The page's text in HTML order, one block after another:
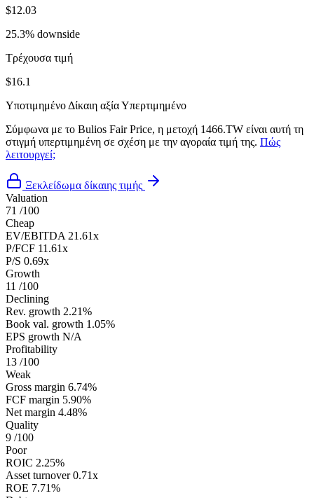
$12.03
25.3% downside
Τρέχουσα τιμή
$16.1
Υποτιμημένο Δίκαιη αξίαΥπερτιμημένο
Σύμφωνα με το Bulios Fair Price, η μετοχή 1466.TW είναι αυτή τη
στιγμή υπερτιμημένη σε σχέση με την αγοραία τιμή της. Πώς
λειτουργεί;
Ξεκλείδωμα δίκαιης τιμής
Valuation
71 /100
Cheap
EV/EBITDA 21.61x
P/FCF 11.61x
P/S 0.69x
Growth
11 /100
Declining
Rev. growth 2.21%
Book val. growth 1.05%
EPS growth N/A
Profitability
13 /100
Weak
Gross margin 6.74%
FCF margin 5.90%
Net margin 4.48%
Quality
9 /100
Poor
ROIC 2.25%
Asset turnover 0.71x
ROE 7.71%